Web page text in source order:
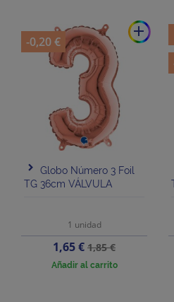
add
Globo Número 3 Foil
TG 36cm VÁLVULA
1 unidad
Precio
1,65 €Precio
base
1,85 €
Añadir al carrito
-0,20 €